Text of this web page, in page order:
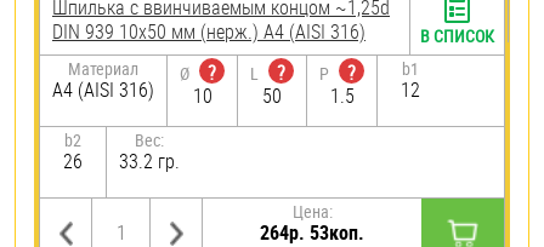
Шпилька c ввинчиваемым концом ~1,25d
DIN 939 10х50 мм (нерж.) A4 (AISI 316)
Материал
A4 (AISI 316)
Ø
?
10
L
?
50
P
?
1.5
b1
12
b2
26
Вес:
33.2 гр.
Цена:
264р. 53коп.
В СПИСОК